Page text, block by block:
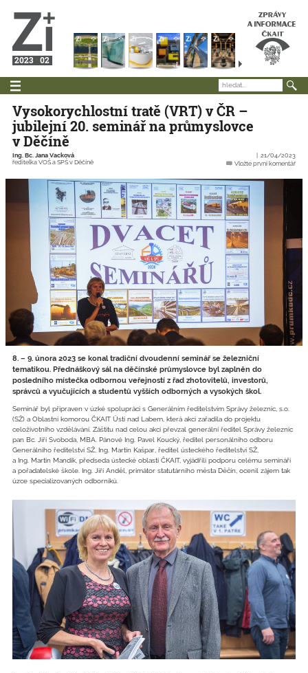
2023 02
Vysokorychlostní tratě (VRT) v ČR –
jubilejní 20. seminář na průmyslovce
v Děčíně
Ing. Bc. Jana Vacková
ředitelka VOŠ a SPŠ v Děčíně
21/04/2023
Vložte první komentář
8. – 9. února 2023 se konal tradiční dvoudenní seminář se železniční
tematikou. Přednáškový sál na děčínské průmyslovce byl zaplněn do
posledního místečka odbornou veřejností z řad zhotovitelů, investorů,
správců a vyučujících a studentů vyšších odborných a vysokých škol.
Seminář byl připraven v úzké spolupráci s Generálním ředitelstvím Správy železnic, s.o.
(SŽ) a Oblastní komorou ČKAIT Ústí nad Labem, která akci zařadila do projektu
celoživotního vzdělávání. Záštitu nad celou akcí převzal generální ředitel Správy železnic
pan Bc. Jiří Svoboda, MBA. Pánové Ing. Pavel Koucký, ředitel personálního odboru
Generálního ředitelství SŽ, Ing. Martin Kašpar, ředitel ústeckého ředitelství SŽ,
a Ing. Martin Mandík, předseda ústecké oblasti ČKAIT, vyjádřili podporu celému semináři
a pořadatelské škole. Ing. Jiří Anděl, primátor statutárního města Děčín, ocenil zájem tak
úzce specializovaných odborníků.